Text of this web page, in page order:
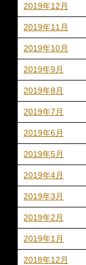
2019年12月
2019年11月
2019年10月
2019年9月
2019年8月
2019年7月
2019年6月
2019年5月
2019年4月
2019年3月
2019年2月
2019年1月
2018年12月